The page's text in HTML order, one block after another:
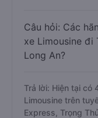
Câu hỏi: Các
xe Limousine đi
Long An?
Trả lời: Hiện tại có
Limousine trên
Express, Trọng